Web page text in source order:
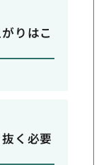
りはこ
く必要